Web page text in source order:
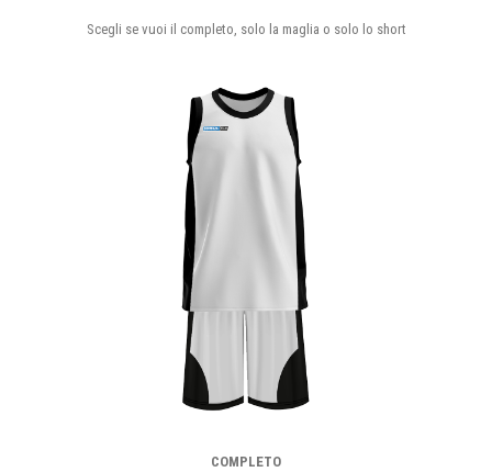
Scegli se vuoi il completo, solo la maglia o solo lo short
COMPLETO